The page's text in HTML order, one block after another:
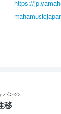
https://
パンの
移